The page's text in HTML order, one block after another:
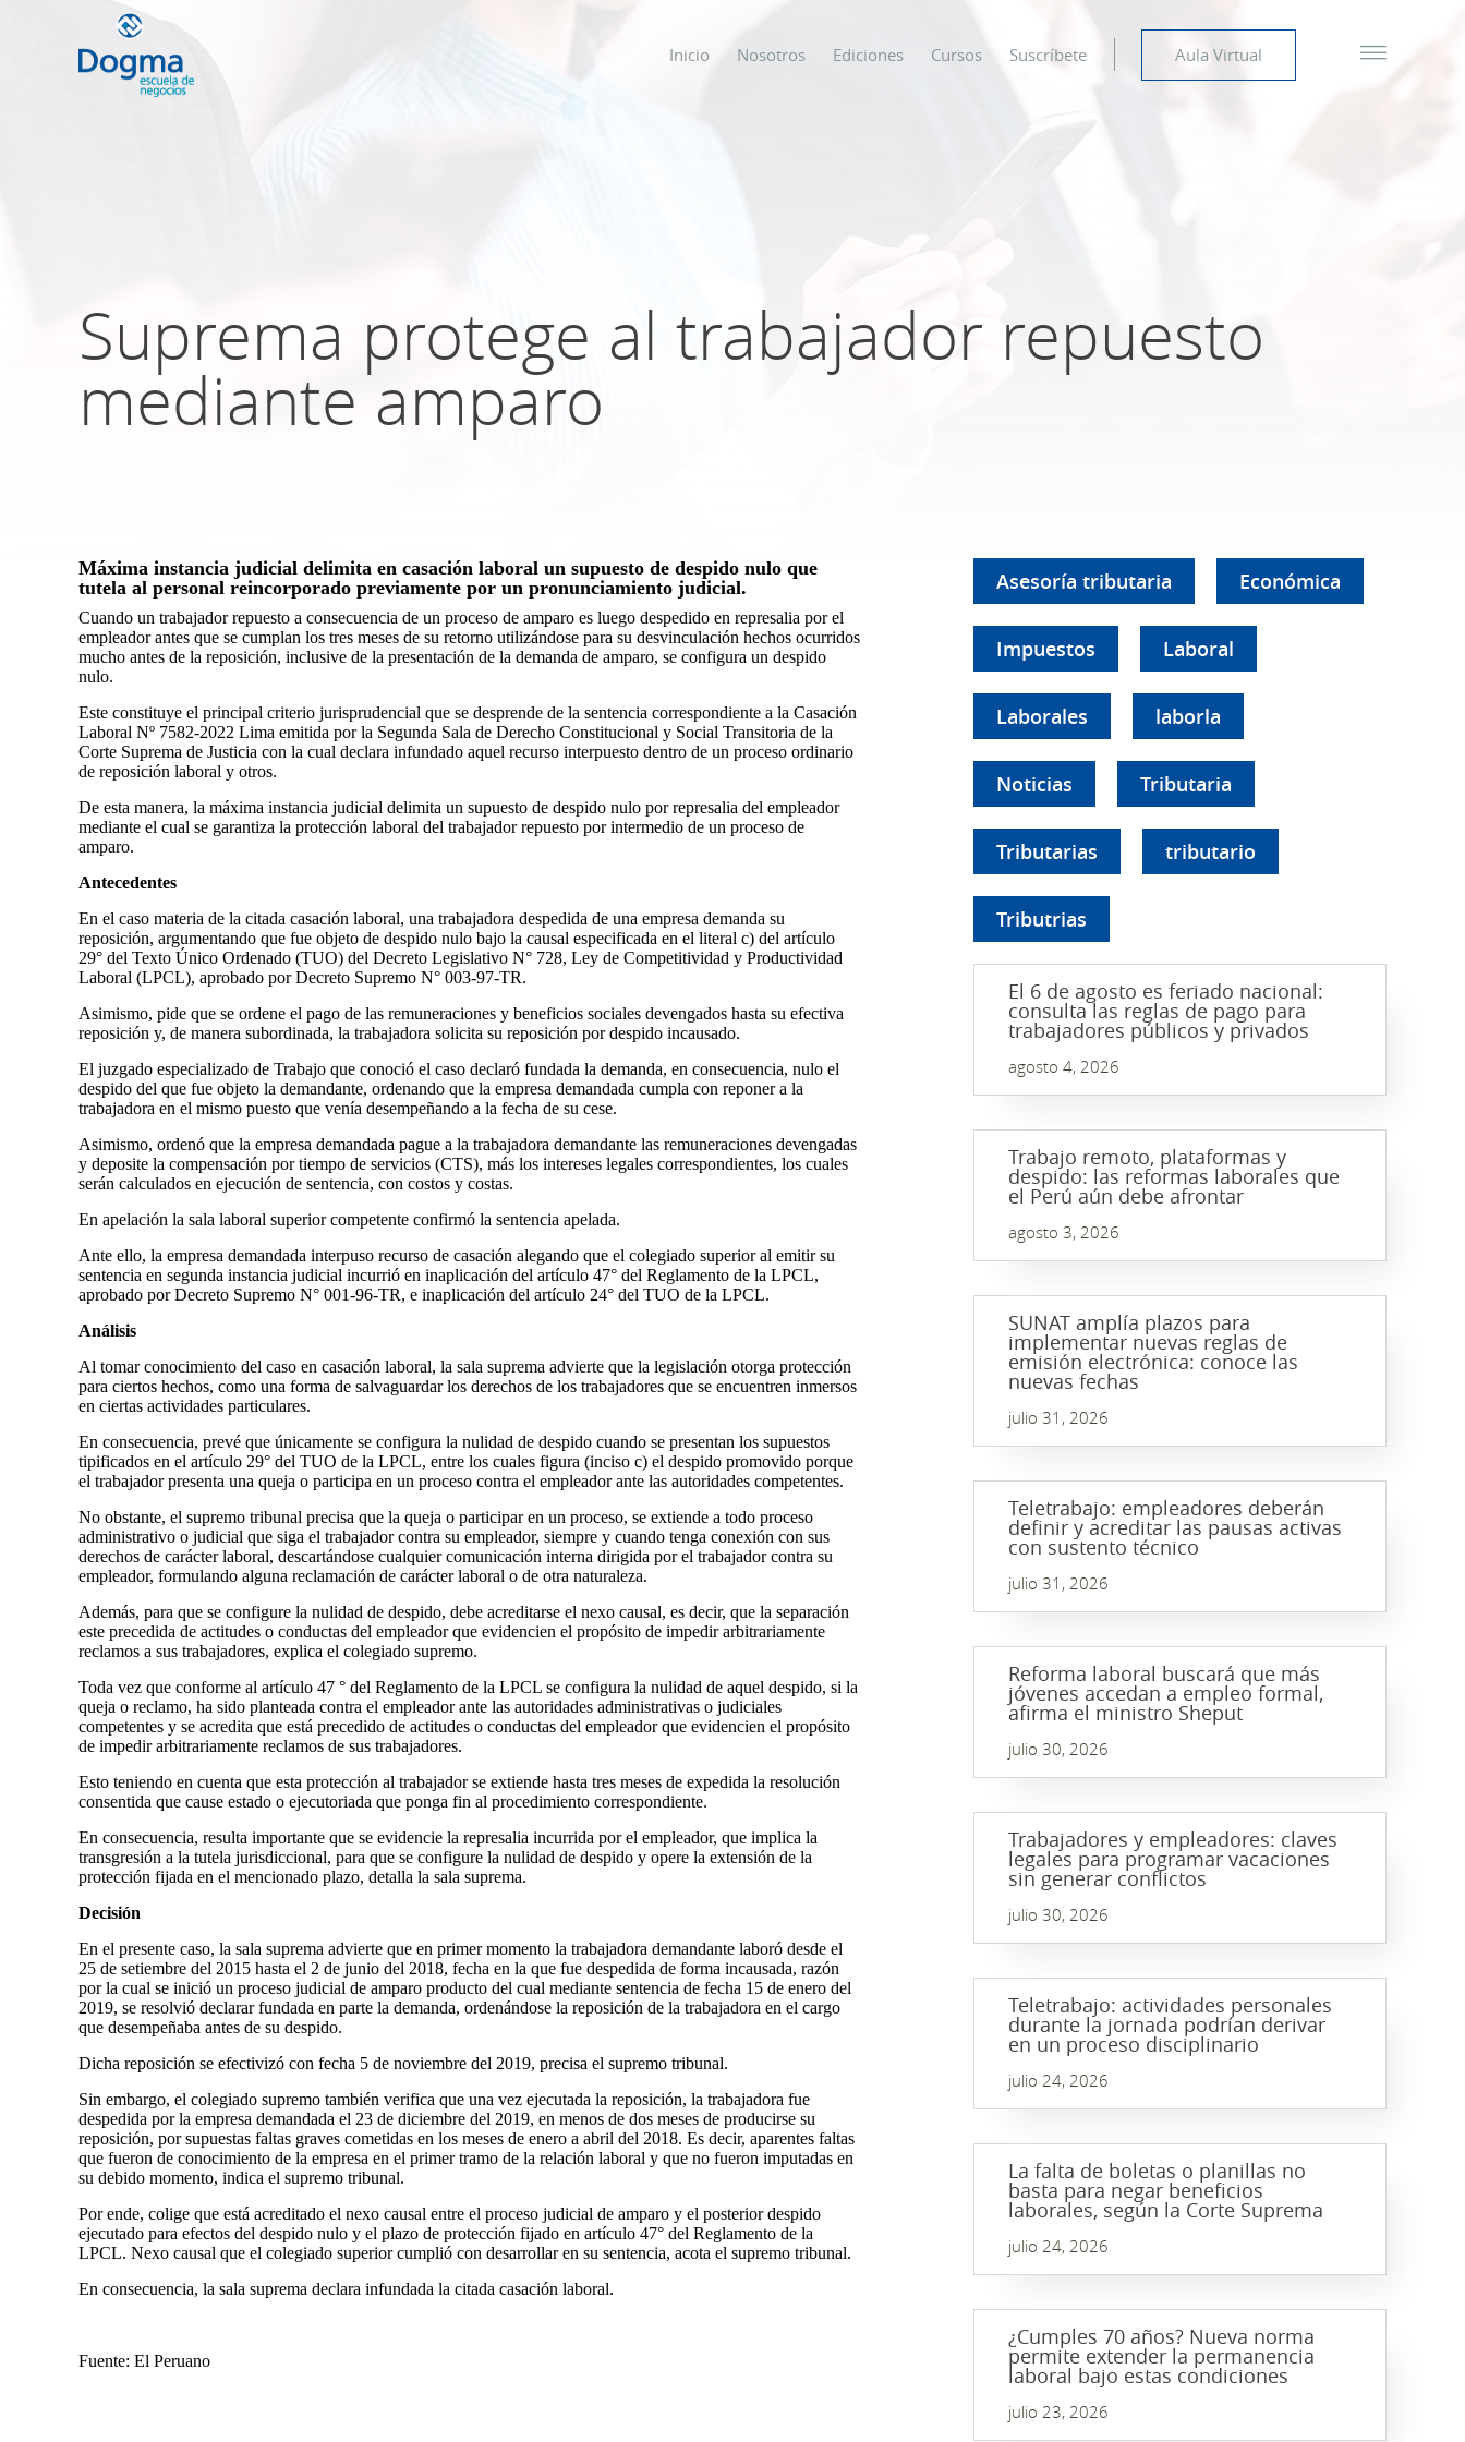
Inicio Nosotros Ediciones Cursos Suscríbete Aula Virtual
Suprema protege al trabajador repuesto
mediante amparo
Máxima instancia judicial delimita en casación laboral un supuesto de despido nulo que
tutela al personal reincorporado previamente por un pronunciamiento judicial.
Cuando un trabajador repuesto a consecuencia de un proceso de amparo es luego despedido en represalia por el
empleador antes que se cumplan los tres meses de su retorno utilizándose para su desvinculación hechos ocurridos
mucho antes de la reposición, inclusive de la presentación de la demanda de amparo, se configura un despido
nulo.
Este constituye el principal criterio jurisprudencial que se desprende de la sentencia correspondiente a la Casación
Laboral Nº 7582-2022 Lima emitida por la Segunda Sala de Derecho Constitucional y Social Transitoria de la
Corte Suprema de Justicia con la cual declara infundado aquel recurso interpuesto dentro de un proceso ordinario
de reposición laboral y otros.
De esta manera, la máxima instancia judicial delimita un supuesto de despido nulo por represalia del empleador
mediante el cual se garantiza la protección laboral del trabajador repuesto por intermedio de un proceso de
amparo.
Antecedentes
En el caso materia de la citada casación laboral, una trabajadora despedida de una empresa demanda su
reposición, argumentando que fue objeto de despido nulo bajo la causal especificada en el literal c) del artículo
29° del Texto Único Ordenado (TUO) del Decreto Legislativo N° 728, Ley de Competitividad y Productividad
Laboral (LPCL), aprobado por Decreto Supremo N° 003-97-TR.
Asimismo, pide que se ordene el pago de las remuneraciones y beneficios sociales devengados hasta su efectiva
reposición y, de manera subordinada, la trabajadora solicita su reposición por despido incausado.
El juzgado especializado de Trabajo que conoció el caso declaró fundada la demanda, en consecuencia, nulo el
despido del que fue objeto la demandante, ordenando que la empresa demandada cumpla con reponer a la
trabajadora en el mismo puesto que venía desempeñando a la fecha de su cese.
Asimismo, ordenó que la empresa demandada pague a la trabajadora demandante las remuneraciones devengadas
y deposite la compensación por tiempo de servicios (CTS), más los intereses legales correspondientes, los cuales
serán calculados en ejecución de sentencia, con costos y costas.
En apelación la sala laboral superior competente confirmó la sentencia apelada.
Ante ello, la empresa demandada interpuso recurso de casación alegando que el colegiado superior al emitir su
sentencia en segunda instancia judicial incurrió en inaplicación del artículo 47° del Reglamento de la LPCL,
aprobado por Decreto Supremo N° 001-96-TR, e inaplicación del artículo 24° del TUO de la LPCL.
Análisis
Al tomar conocimiento del caso en casación laboral, la sala suprema advierte que la legislación otorga protección
para ciertos hechos, como una forma de salvaguardar los derechos de los trabajadores que se encuentren inmersos
en ciertas actividades particulares.
En consecuencia, prevé que únicamente se configura la nulidad de despido cuando se presentan los supuestos
tipificados en el artículo 29° del TUO de la LPCL, entre los cuales figura (inciso c) el despido promovido porque
el trabajador presenta una queja o participa en un proceso contra el empleador ante las autoridades competentes.
No obstante, el supremo tribunal precisa que la queja o participar en un proceso, se extiende a todo proceso
administrativo o judicial que siga el trabajador contra su empleador, siempre y cuando tenga conexión con sus
derechos de carácter laboral, descartándose cualquier comunicación interna dirigida por el trabajador contra su
empleador, formulando alguna reclamación de carácter laboral o de otra naturaleza.
Además, para que se configure la nulidad de despido, debe acreditarse el nexo causal, es decir, que la separación
este precedida de actitudes o conductas del empleador que evidencien el propósito de impedir arbitrariamente
reclamos a sus trabajadores, explica el colegiado supremo.
Toda vez que conforme al artículo 47 ° del Reglamento de la LPCL se configura la nulidad de aquel despido, si la
queja o reclamo, ha sido planteada contra el empleador ante las autoridades administrativas o judiciales
competentes y se acredita que está precedido de actitudes o conductas del empleador que evidencien el propósito
de impedir arbitrariamente reclamos de sus trabajadores.
Esto teniendo en cuenta que esta protección al trabajador se extiende hasta tres meses de expedida la resolución
consentida que cause estado o ejecutoriada que ponga fin al procedimiento correspondiente.
En consecuencia, resulta importante que se evidencie la represalia incurrida por el empleador, que implica la
transgresión a la tutela jurisdiccional, para que se configure la nulidad de despido y opere la extensión de la
protección fijada en el mencionado plazo, detalla la sala suprema.
Decisión
En el presente caso, la sala suprema advierte que en primer momento la trabajadora demandante laboró desde el
25 de setiembre del 2015 hasta el 2 de junio del 2018, fecha en la que fue despedida de forma incausada, razón
por la cual se inició un proceso judicial de amparo producto del cual mediante sentencia de fecha 15 de enero del
2019, se resolvió declarar fundada en parte la demanda, ordenándose la reposición de la trabajadora en el cargo
que desempeñaba antes de su despido.
Dicha reposición se efectivizó con fecha 5 de noviembre del 2019, precisa el supremo tribunal.
Sin embargo, el colegiado supremo también verifica que una vez ejecutada la reposición, la trabajadora fue
despedida por la empresa demandada el 23 de diciembre del 2019, en menos de dos meses de producirse su
reposición, por supuestas faltas graves cometidas en los meses de enero a abril del 2018. Es decir, aparentes faltas
que fueron de conocimiento de la empresa en el primer tramo de la relación laboral y que no fueron imputadas en
su debido momento, indica el supremo tribunal.
Por ende, colige que está acreditado el nexo causal entre el proceso judicial de amparo y el posterior despido
ejecutado para efectos del despido nulo y el plazo de protección fijado en artículo 47° del Reglamento de la
LPCL. Nexo causal que el colegiado superior cumplió con desarrollar en su sentencia, acota el supremo tribunal.
En consecuencia, la sala suprema declara infundada la citada casación laboral.
Fuente: El Peruano
Asesoría tributaria Económica
Impuestos Laboral
Laborales laborla
Noticias Tributaria
Tributarias tributario
Tributrias
El 6 de agosto es feriado nacional:
consulta las reglas de pago para
trabajadores públicos y privados
agosto 4, 2026
Trabajo remoto, plataformas y
despido: las reformas laborales que
el Perú aún debe afrontar
agosto 3, 2026
SUNAT amplía plazos para
implementar nuevas reglas de
emisión electrónica: conoce las
nuevas fechas
julio 31, 2026
Teletrabajo: empleadores deberán
definir y acreditar las pausas activas
con sustento técnico
julio 31, 2026
Reforma laboral buscará que más
jóvenes accedan a empleo formal,
afirma el ministro Sheput
julio 30, 2026
Trabajadores y empleadores: claves
legales para programar vacaciones
sin generar conflictos
julio 30, 2026
Teletrabajo: actividades personales
durante la jornada podrían derivar
en un proceso disciplinario
julio 24, 2026
La falta de boletas o planillas no
basta para negar beneficios
laborales, según la Corte Suprema
julio 24, 2026
¿Cumples 70 años? Nueva norma
permite extender la permanencia
laboral bajo estas condiciones
julio 23, 2026
TRIBUTACIÓN INTERNACIONAL | TODO SOBRE
NO DOMICILIADOS